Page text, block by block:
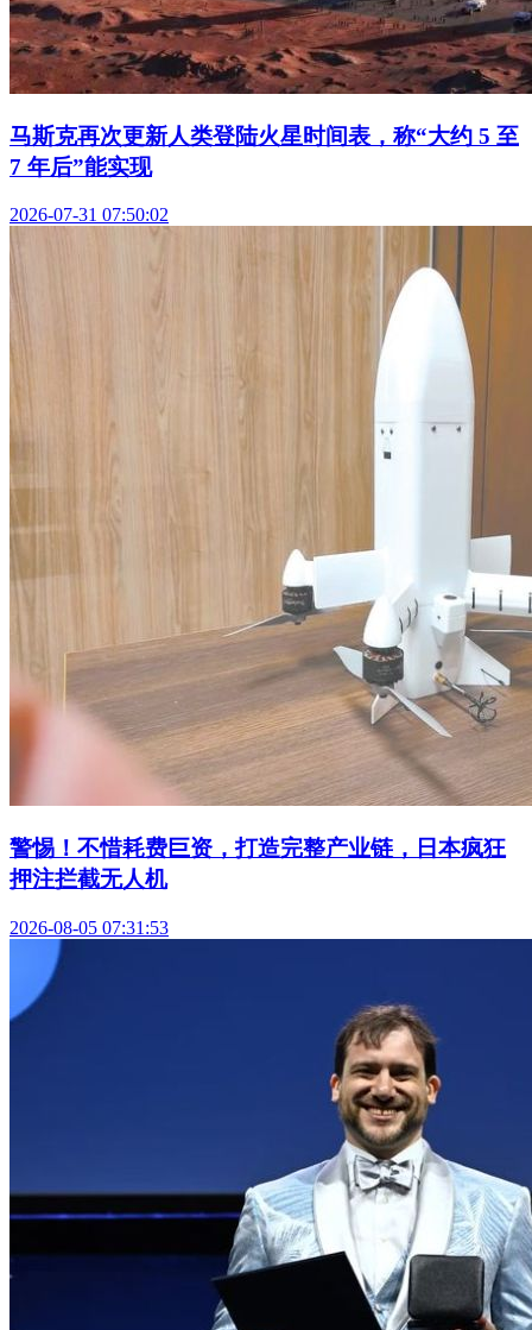
马斯克再次更新人类登陆火星时间表，称“大约 5 至
7 年后”能实现
2026-07-31 07:50:02
警惕！不惜耗费巨资，打造完整产业链，日本疯狂
押注拦截无人机
2026-08-05 07:31:53